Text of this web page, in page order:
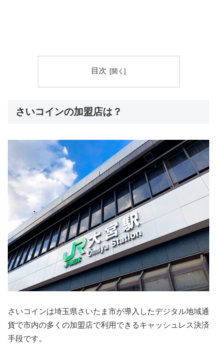
目次
さいコインの加盟店は？
さいコインは埼玉県さいたま市が導入したデジタル地域通
貨で市内の多くの加盟店で利用できるキャッシュレス決済
手段です。